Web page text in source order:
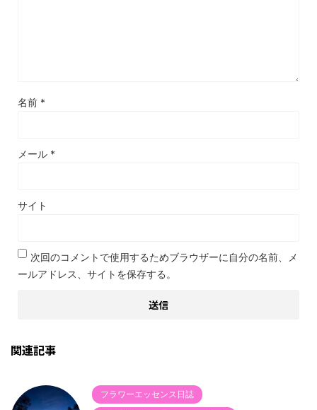
名前 *
メール *
サイト
次回のコメントで使用するためブラウザーに自分の名前、メ
ールアドレス、サイトを保存する。
関連記事
フラワーエッセンス日誌